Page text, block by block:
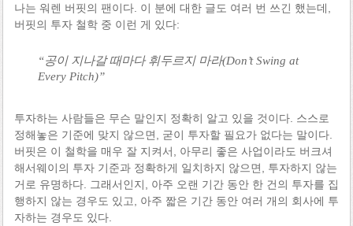
나는 워렌 버핏의 팬이다. 이 분에 대한 글도 여러 번 쓰긴 했는데,
버핏의 투자 철학 중 이런 게 있다:
“공이 지나갈 때마다 휘두르지 마라(Don’t Swing at
Every Pitch)”
투자하는 사람들은 무슨 말인지 정확히 알고 있을 것이다. 스스로
정해놓은 기준에 맞지 않으면, 굳이 투자할 필요가 없다는 말이다.
버핏은 이 철학을 매우 잘 지켜서, 아무리 좋은 사업이라도 버크셔
해서웨이의 투자 기준과 정확하게 일치하지 않으면, 투자하지 않는
거로 유명하다. 그래서인지, 아주 오랜 기간 동안 한 건의 투자를 집
행하지 않는 경우도 있고, 아주 짧은 기간 동안 여러 개의 회사에 투
자하는 경우도 있다.